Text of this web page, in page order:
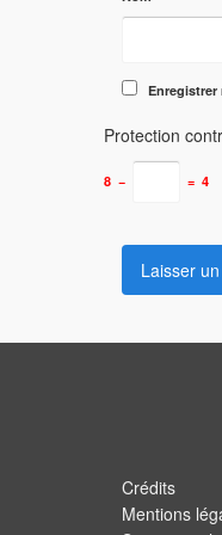
Enregistrer
Protection
8 − = 4
Crédits
Mentions